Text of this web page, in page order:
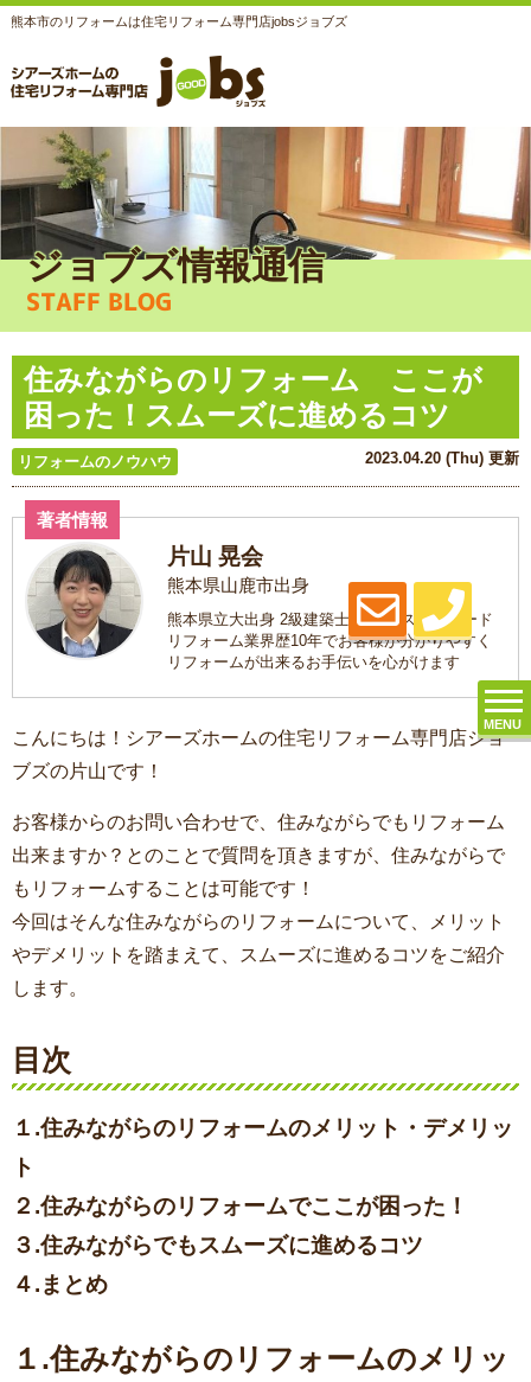
熊本市のリフォームは住宅リフォーム専門店jobsジョブズ
MENU
ジョブズ情報通信
STAFF BLOG
住みながらのリフォーム ここが
困った！スムーズに進めるコツ
リフォームのノウハウ 2023.04.20 (Thu) 更新
著者情報
片山 晃会
熊本県山鹿市出身
熊本県立大出身 2級建築士 趣味はスノーボード
リフォーム業界歴10年でお客様が分かりやすく
リフォームが出来るお手伝いを心がけます
こんにちは！シアーズホームの住宅リフォーム専門店ジョ
ブズの片山です！
お客様からのお問い合わせで、住みながらでもリフォーム
出来ますか？とのことで質問を頂きますが、住みながらで
もリフォームすることは可能です！
今回はそんな住みながらのリフォームについて、メリット
やデメリットを踏まえて、スムーズに進めるコツをご紹介
します。
目次
１.住みながらのリフォームのメリット・デメリッ
ト
２.住みながらのリフォームでここが困った！
３.住みながらでもスムーズに進めるコツ
４.まとめ
１.住みながらのリフォームのメリッ